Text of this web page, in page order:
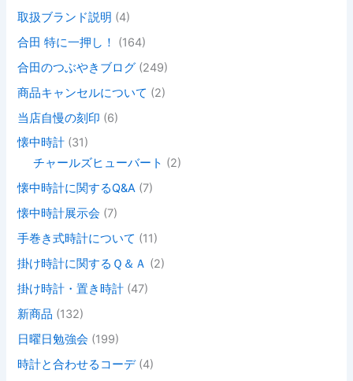
取扱ブランド説明 (4)
合田 特に一押し！
(164)
合田のつぶやきブログ (249)
商品キャンセルについて (2)
当店自慢の刻印 (6)
懐中時計 (31)
チャールズヒューバート (2)
懐中時計に関するQ&A (7)
懐中時計展示会 (7)
手巻き式時計について (11)
掛け時計に関するＱ＆Ａ (2)
掛け時計・置き時計 (47)
新商品 (132)
日曜日勉強会 (199)
時計と合わせるコーデ(4)